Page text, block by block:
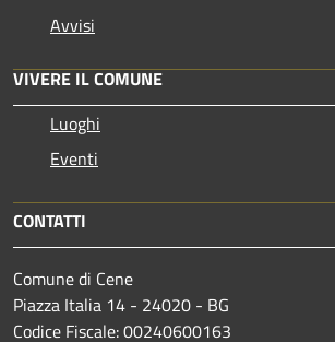
Avvisi
VIVERE IL COMUNE
Luoghi
Eventi
CONTATTI
Comune di Cene
Piazza Italia 14 - 24020 - BG
Codice Fiscale: 00240600163